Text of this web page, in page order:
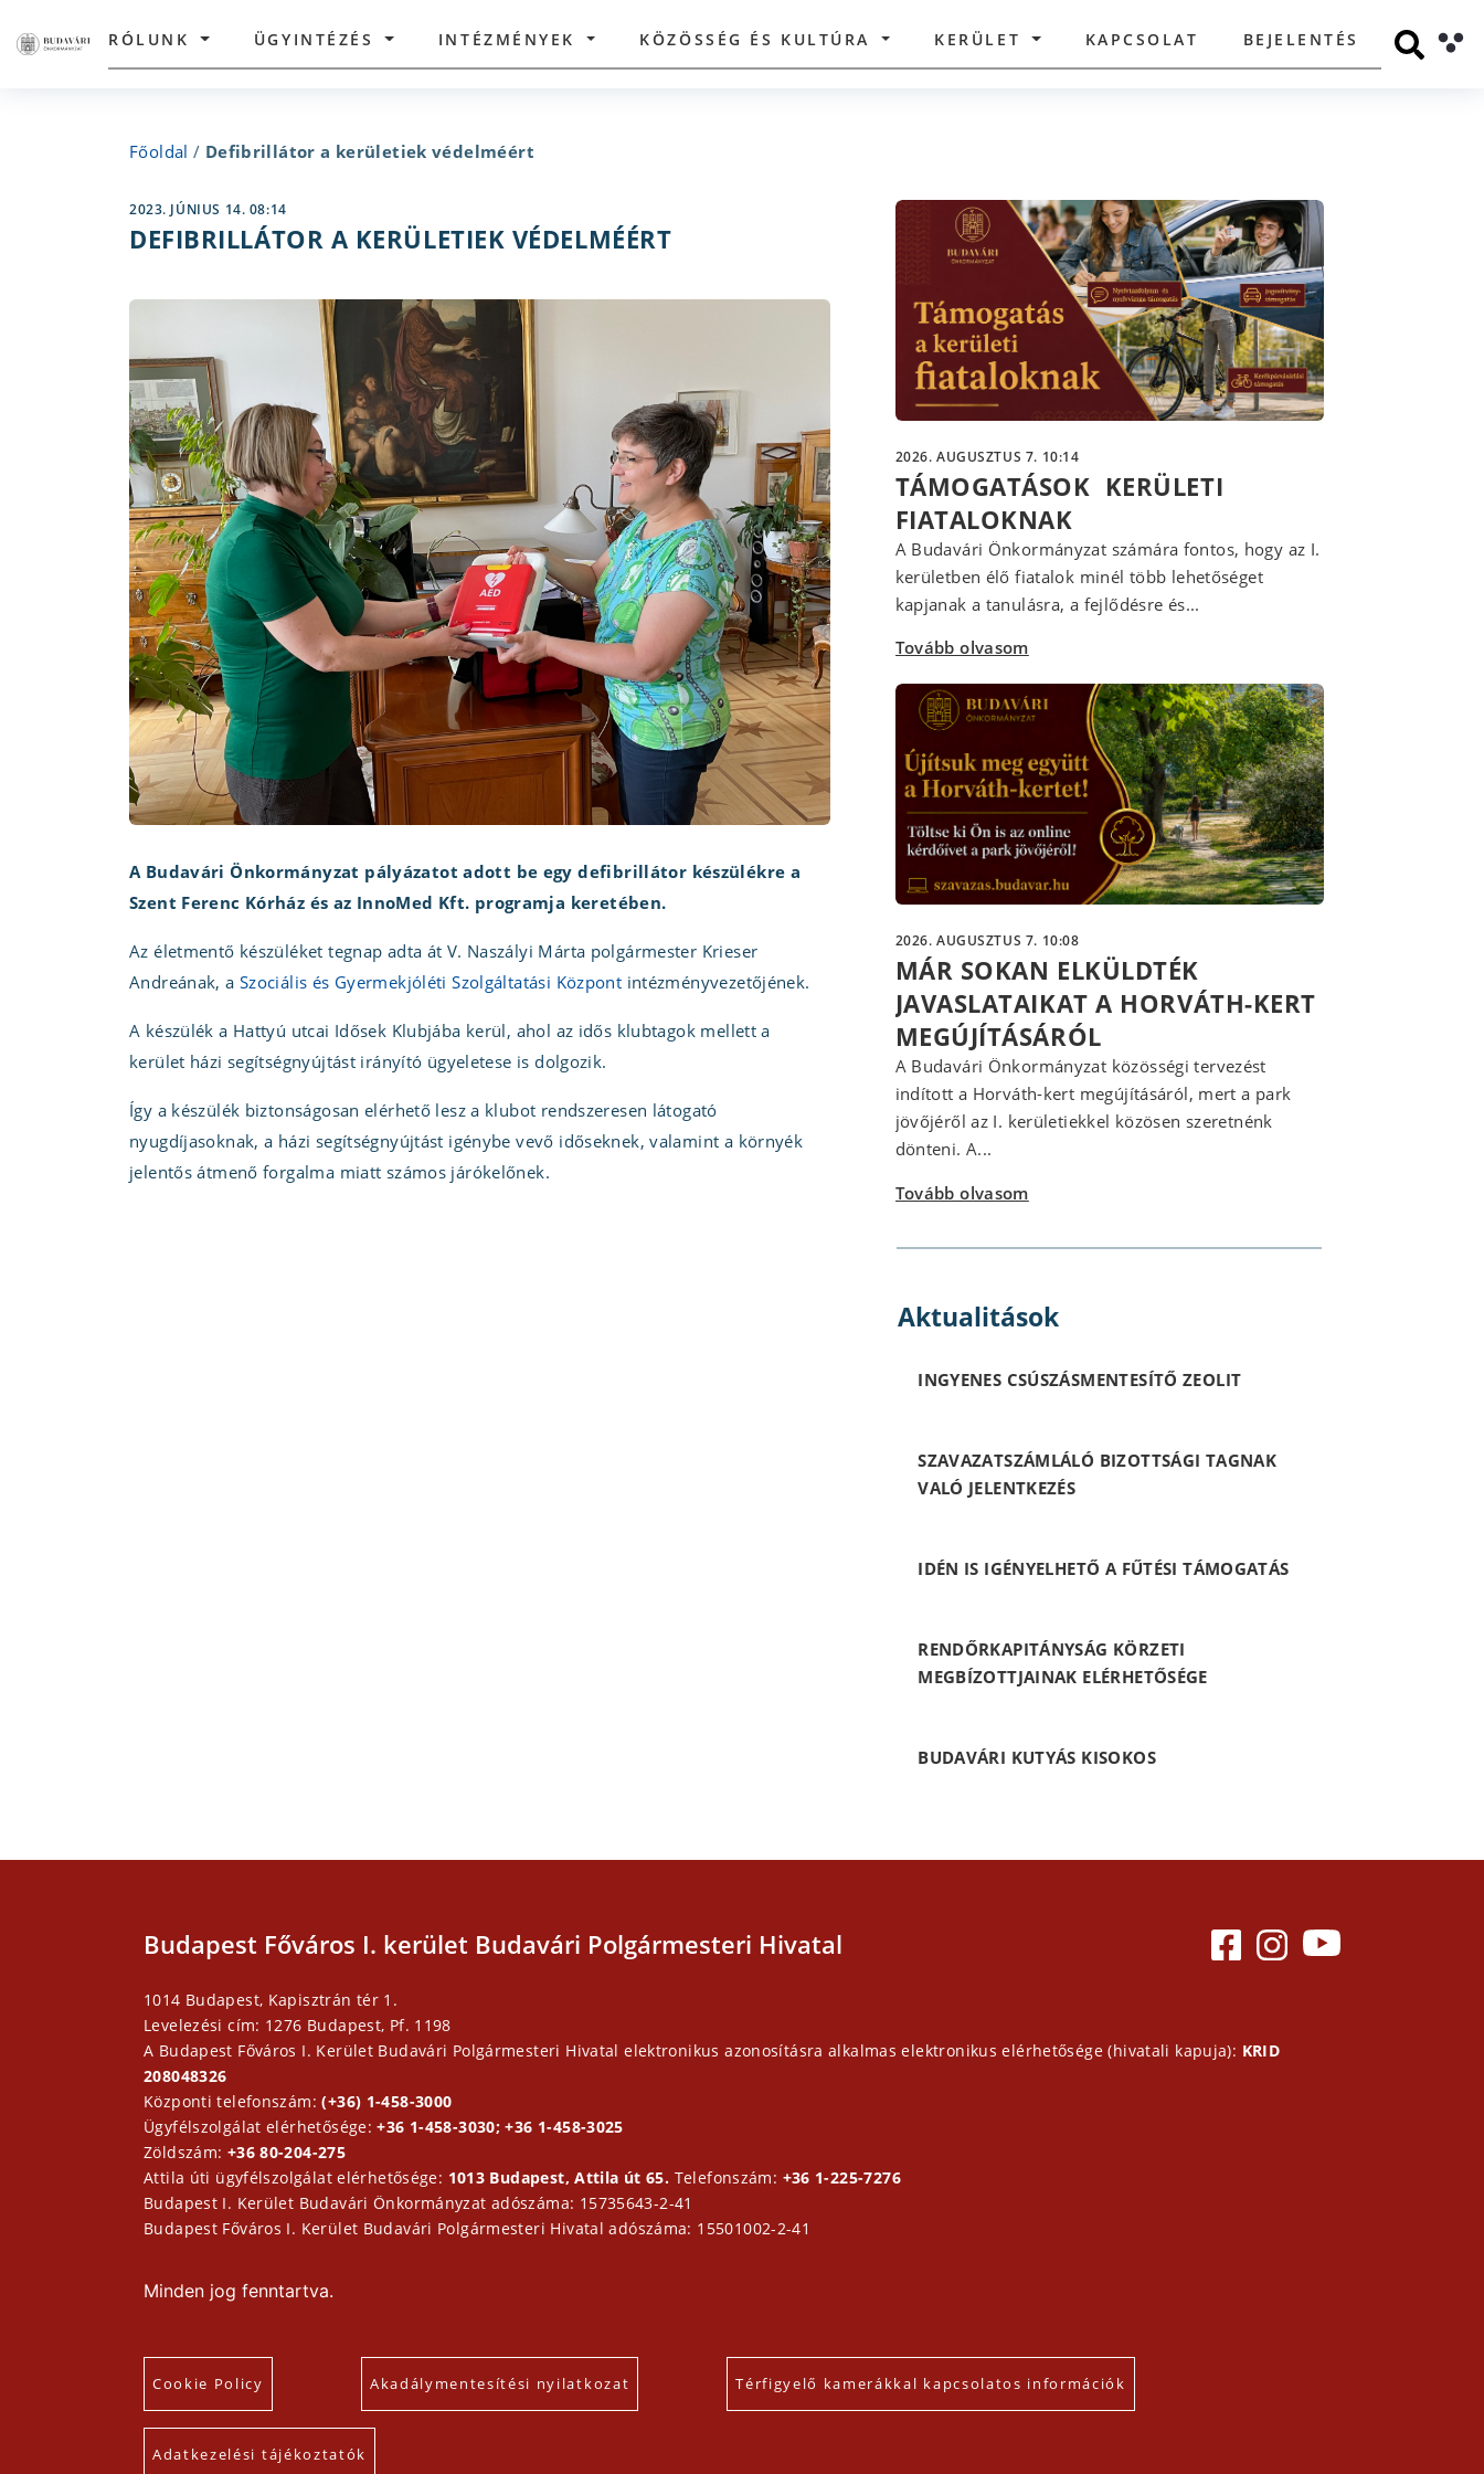
RÓLUNK ÜGYINTÉZÉS INTÉZMÉNYEK KÖZÖSSÉG ÉS KULTÚRA KERÜLET KAPCSOLAT BEJELENTÉS
Főoldal / Defibrillátor a kerületiek védelméért
2023. JÚNIUS 14. 08:14
DEFIBRILLÁTOR A KERÜLETIEK VÉDELMÉÉRT
A Budavári Önkormányzat pályázatot adott be egy defibrillátor készülékre a
Szent Ferenc Kórház és az InnoMed Kft. programja keretében.
Az életmentő készüléket tegnap adta át V. Naszályi Márta polgármester Krieser
Andreának, a Szociális és Gyermekjóléti Szolgáltatási Központ intézményvezetőjének.
A készülék a Hattyú utcai Idősek Klubjába kerül, ahol az idős klubtagok mellett a
kerület házi segítségnyújtást irányító ügyeletese is dolgozik.
Így a készülék biztonságosan elérhető lesz a klubot rendszeresen látogató
nyugdíjasoknak, a házi segítségnyújtást igénybe vevő időseknek, valamint a környék
jelentős átmenő forgalma miatt számos járókelőnek.
2026. AUGUSZTUS 7. 10:14
TÁMOGATÁSOK KERÜLETI
FIATALOKNAK
A Budavári Önkormányzat számára fontos, hogy az I.
kerületben élő fiatalok minél több lehetőséget
kapjanak a tanulásra, a fejlődésre és...
Tovább olvasom
2026. AUGUSZTUS 7. 10:08
MÁR SOKAN ELKÜLDTÉK
JAVASLATAIKAT A HORVÁTH-KERT
MEGÚJÍTÁSÁRÓL
A Budavári Önkormányzat közösségi tervezést
indított a Horváth-kert megújításáról, mert a park
jövőjéről az I. kerületiekkel közösen szeretnénk
dönteni. A...
Tovább olvasom
Aktualitások
INGYENES CSÚSZÁSMENTESÍTŐ ZEOLIT
SZAVAZATSZÁMLÁLÓ BIZOTTSÁGI TAGNAK
VALÓ JELENTKEZÉS
IDÉN IS IGÉNYELHETŐ A FŰTÉSI TÁMOGATÁS
RENDŐRKAPITÁNYSÁG KÖRZETI
MEGBÍZOTTJAINAK ELÉRHETŐSÉGE
BUDAVÁRI KUTYÁS KISOKOS
Budapest Főváros I. kerület Budavári Polgármesteri Hivatal
1014 Budapest, Kapisztrán tér 1.
Levelezési cím: 1276 Budapest, Pf. 1198
A Budapest Főváros I. Kerület Budavári Polgármesteri Hivatal elektronikus azonosításra alkalmas elektronikus elérhetősége (hivatali kapuja): KRID
208048326
Központi telefonszám:(+36) 1-458-3000
Ügyfélszolgálat elérhetősége:+36 1-458-3030; +36 1-458-3025
Zöldszám: +36 80-204-275
Attila úti ügyfélszolgálat elérhetősége: 1013 Budapest, Attila út 65. Telefonszám: +36 1-225-7276
Budapest I. Kerület Budavári Önkormányzat adószáma: 15735643-2-41
Budapest Főváros I. Kerület Budavári Polgármesteri Hivatal adószáma: 15501002-2-41
Minden jog fenntartva.
Cookie Policy Akadálymentesítési nyilatkozat Térfigyelő kamerákkal kapcsolatos információk
Adatkezelési tájékoztatók